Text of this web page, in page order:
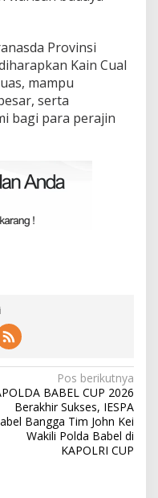
Provinsi
Kain Cual
mampu
serta
bagi para perajin
Pos berikutnya
BABEL CUP 2026
Berakhir Sukses, IESPA
Bangga Tim John Kei
Wakili Polda Babel di
KAPOLRI CUP